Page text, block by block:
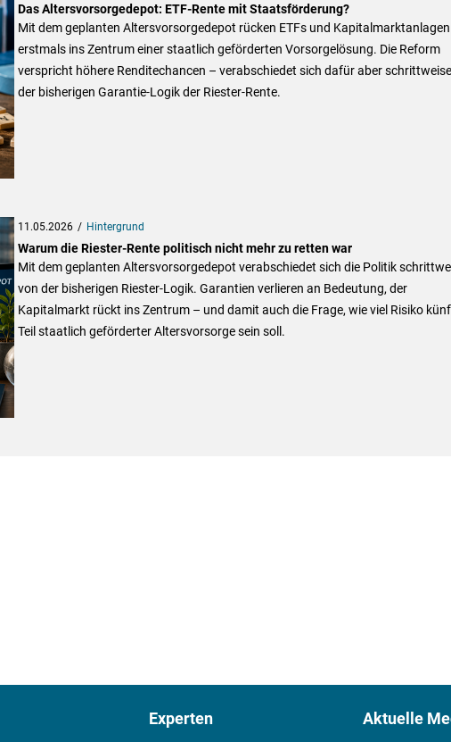
Das Altersvorsorgedepot: ETF-Rente mit Staatsförderung?
Mit dem geplanten Altersvorsorgedepot rücken ETFs und Kapitalmarktanlagen
erstmals ins Zentrum einer staatlich geförderten Vorsorgelösung. Die Reform
verspricht höhere Renditechancen – verabschiedet sich dafür aber
der bisherigen Garantie-Logik der Riester-Rente.
11.05.2026 Hintergrund
Warum die Riester-Rente politisch nicht mehr zu retten war
Mit dem geplanten Altersvorsorgedepot verabschiedet sich die Politik
von der bisherigen Riester-Logik. Garantien verlieren an Bedeutung, der
Kapitalmarkt rückt ins Zentrum – und damit auch die Frage, wie viel Risiko
Teil staatlich geförderter Altersvorsorge sein soll.
Experten Aktuelle